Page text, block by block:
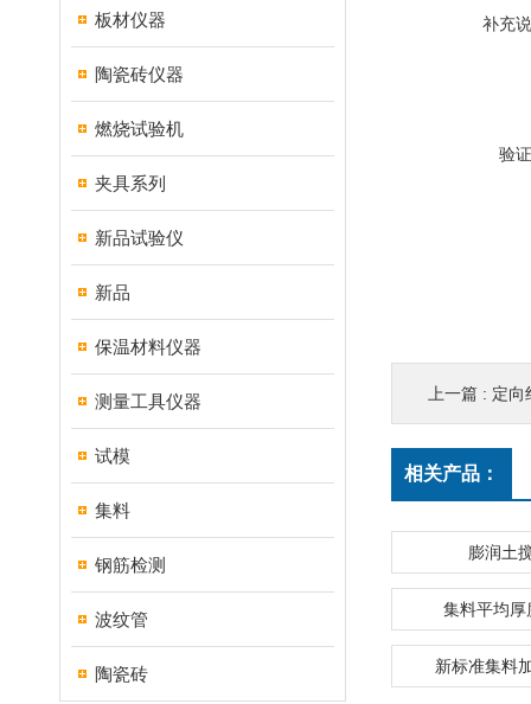
板材仪器
陶瓷砖仪器
燃烧试验机
夹具系列
新品试验仪
新品
保温材料仪器
测量工具仪器
试模
集料
钢筋检测
波纹管
陶瓷砖
补充
验
上一篇 : 定向
相关产品：
膨润土
集料平均厚
新标准集料